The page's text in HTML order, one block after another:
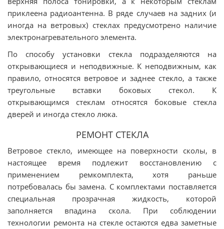
приклеена радиоантенна. В ряде случаев на задних (и
иногда на ветровых) стеклах предусмотрено наличие
электронагревательного элемента.
По способу установки стекла подразделяются на
открывающиеся и неподвижные. К неподвижным, как
правило, относятся ветровое и заднее стекло, а также
треугольные вставки боковых стекол. К
открывающимся стеклам относятся боковые стекла
дверей и иногда стекло люка.
РЕМОНТ СТЕКЛА
Ветровое стекло, имеющее на поверхности сколы, в
настоящее время подлежит восстановлению с
применением ремкомплекта, хотя раньше
потребовалась бы замена. С комплектами поставляется
специальная прозрачная жидкость, которой
заполняется впадина скола. При соблюдении
технологии ремонта на стекле остаются едва заметные